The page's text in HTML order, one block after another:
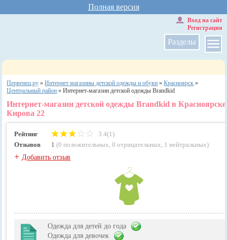
Полная версия
Разделы
Вход на сайт
Регистрация
Первенец.ру »Интернет магазины детской одежды и обуви »Красноярск »
Центральный район »Интернет-магазин детской одежды Brandkid
Интернет-магазин детской одежды Brandkid в
Кирова 22
Рейтинг
3.4(1)
Отзывов
1 (0 положительных,0 отрицательных, 1 нейтральных)
+Добавить отзыв
Одежда для детей до года
Одежда для девочек